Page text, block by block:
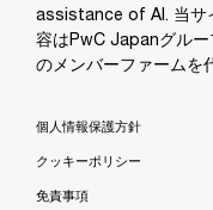
assistance of AI. 当サ
容はPwC Japanグル
のメンバーファームを
個人情報保護方針
クッキーポリシー
免責事項